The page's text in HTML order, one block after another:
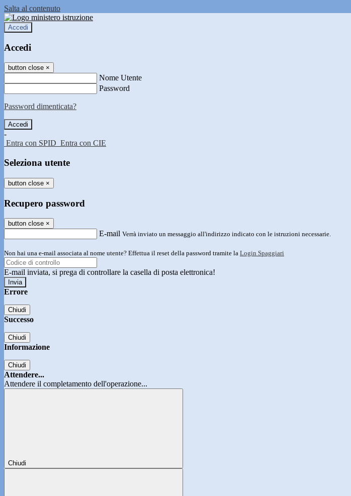
Salta al contenuto
Accedi
Accedi
button close ×
Nome Utente
Password
Password dimenticata?
-
Entra con SPID Entra con CIE
Seleziona utente
button close ×
Recupero password
button close ×
E-mail Verrà inviato un messaggio all'indirizzo indicato con le istruzioni necessarie.
Non hai una e-mail associata al nome utente? Effettua il reset della password tramite la Login Spaggiari
E-mail inviata, si prega di controllare la casella di posta elettronica!
Errore
Chiudi
Successo
Chiudi
Informazione
Chiudi
Attendere...
Attendere il completamento dell'operazione...
Chiudi